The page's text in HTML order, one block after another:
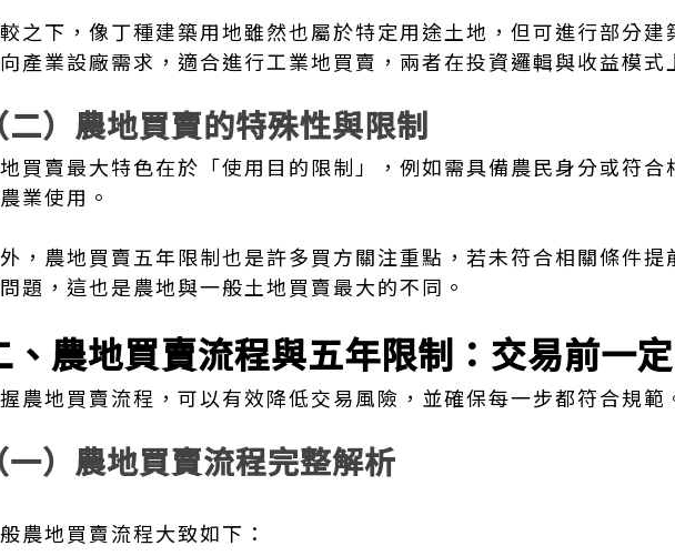
之下，像丁種建築用地雖然也屬於特定用途土地，但可進行部分
產業設廠需求，適合進行工業地買賣，兩者在投資邏輯與收益模式
（二）農地買賣的特殊性與限制
買賣最大特色在於「使用目的限制」，例如需具備農民身分或符
業使用。
，農地買賣五年限制也是許多買方關注重點，若未符合相關條件
題，這也是農地與一般土地買賣最大的不同。
、農地買賣流程與五年限制：交易前一
農地買賣流程，可以有效降低交易風險，並確保每一步都符合規範
（一）農地買賣流程完整解析
農地買賣流程大致如下：